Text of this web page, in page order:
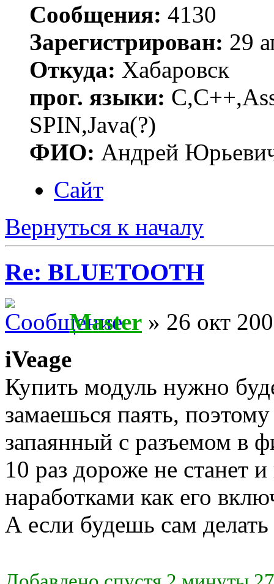
Сообщения: 4130
Зарегистрирован: 29
Откуда: Хабаровск
прог. языки:
SPIN,Java(?)
ФИО: Андрей
Сайт
Вернуться к началу
Re: BLUETOOTH
Master » 26 окт
iVeage
Купить модуль нужно
замаешься паять,
запаянный с разъемом в
10 раз дороже не станет
наработками как его
А если будешь сам